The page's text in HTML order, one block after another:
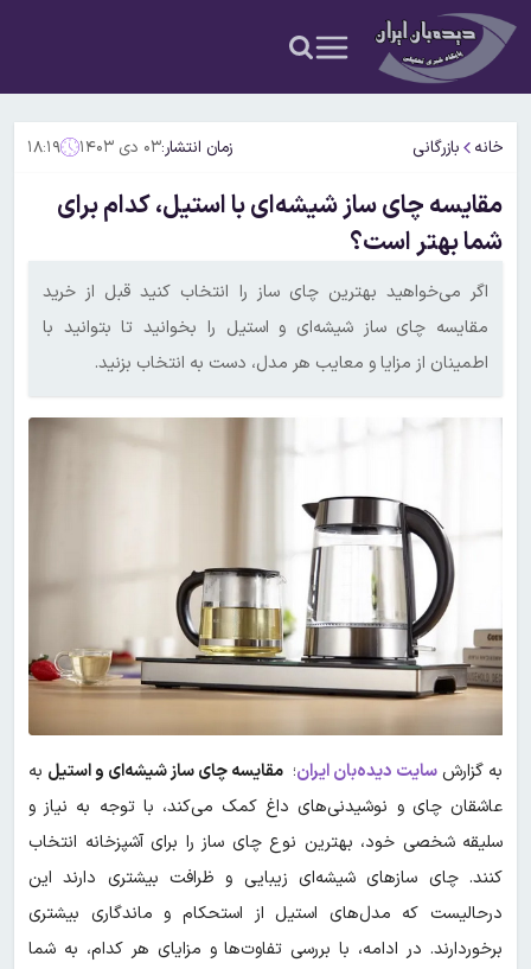
خانه بازرگانی زمان انتشار:۰۳ دی ۱۴۰۳ ۱۸:۱۹
مقایسه چای ساز شیشه‌ای با استیل، کدام برای
شما بهتر است؟
اگر می‌خواهید بهترین چای ساز را انتخاب کنید قبل از خرید
مقایسه چای ساز شیشه‌ای و استیل را بخوانید تا بتوانید با
اطمینان از مزایا و معایب هر مدل، دست به انتخاب بزنید.
به گزارشسایت دیده‌بان ایران؛ مقایسه چای‌ ساز شیشه‌ای و استیل به
عاشقان چای و نوشیدنی‌های داغ کمک می‌کند، با توجه به نیاز و
سلیقه شخصی خود، بهترین نوع چای ساز را برای آشپزخانه انتخاب
کنند. چای سازهای شیشه‌ای زیبایی و ظرافت بیشتری دارند این
درحالیست که مدل‌های استیل از استحکام و ماندگاری بیشتری
برخوردارند. در ادامه، با بررسی تفاوت‌ها و مزایای هر کدام، به شما